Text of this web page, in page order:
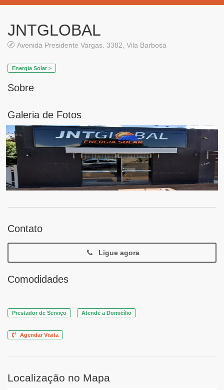
JNTGLOBAL
Avenida Presidente Vargas. 3382, Vila Barbosa
Energia Solar >
Sobre
Galeria de Fotos
Contato
Ligue agora
Comodidades
Prestador de Serviço Atende a Domicílio
Agendar Visita
Localização no Mapa